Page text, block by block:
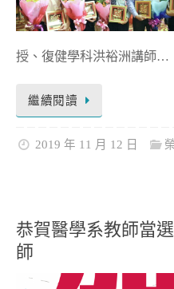
授、復健學科洪裕洲講師…
繼續閱讀
2019 年 11 月 12 日
恭賀醫學系教師當
師